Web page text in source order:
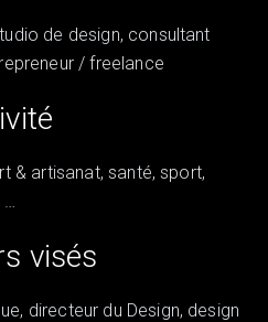
de design, consultant
/ freelance
& artisanat, santé, sport,
…
visés
directeur du Design, design